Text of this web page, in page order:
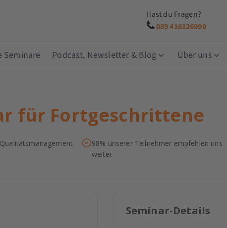
Hast du Fragen?
089 416126990
Seminare Podcast, Newsletter & Blog Über uns
für Fortgeschrittene
98% unserer Teilnehmer empfehlen uns
weiter
Seminar-Details